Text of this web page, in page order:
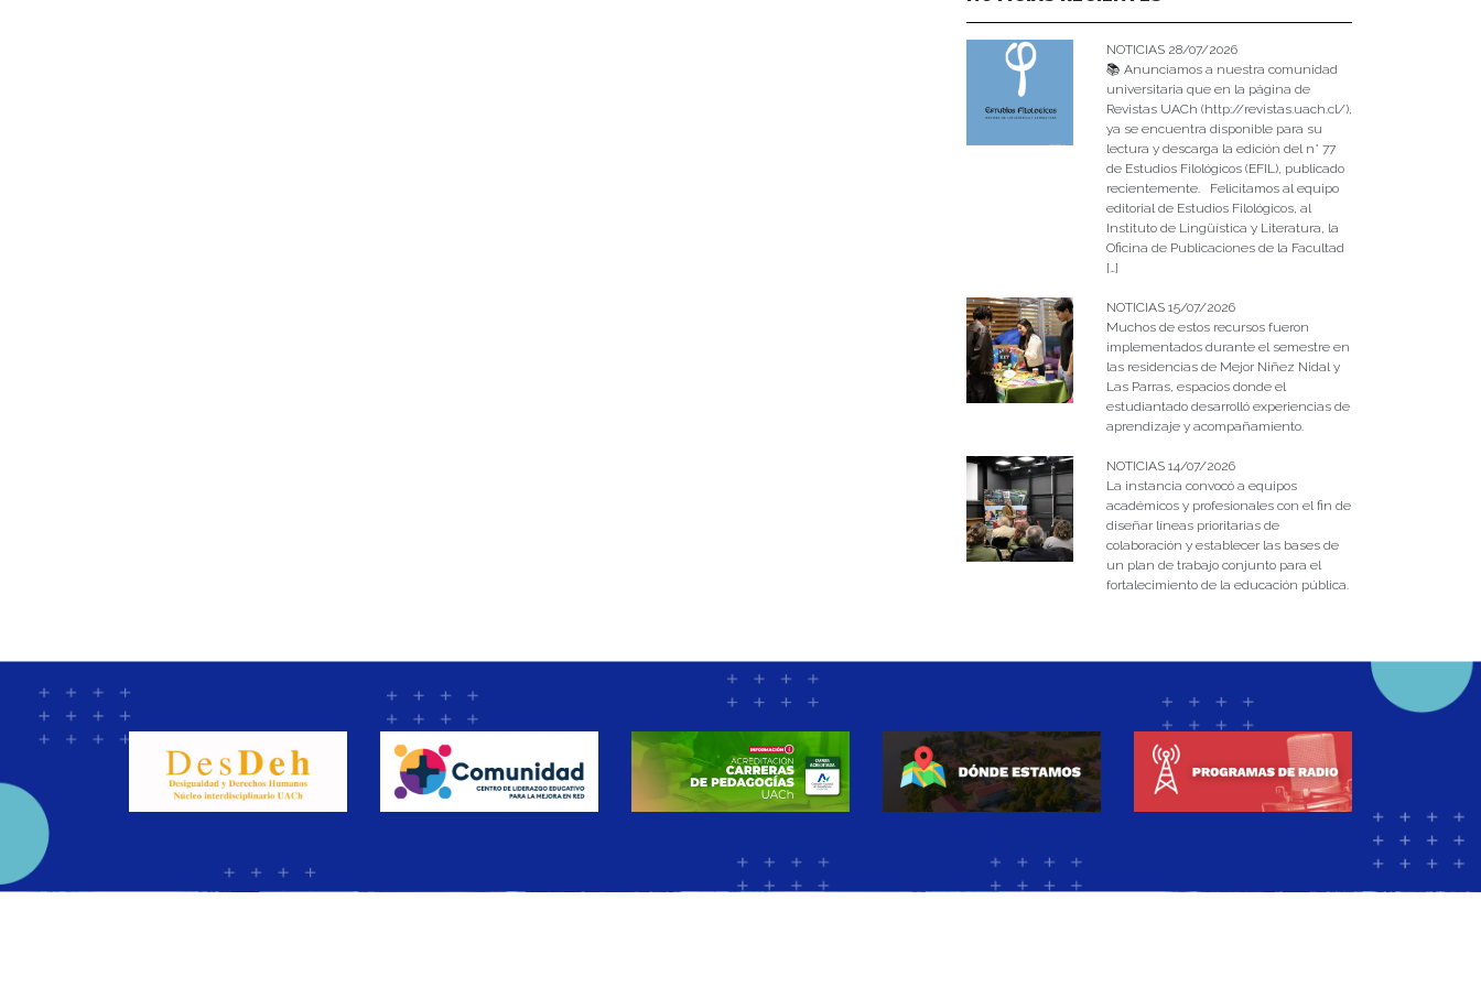
NOTICIAS 28/07/2026
📚 Anunciamos a nuestra comunidad
universitaria que en la página de
Revistas UACh (http://revistas.uach.cl/),
ya se encuentra disponible para su
lectura y descarga la edición del n° 77
de Estudios Filológicos (EFIL), publicado
recientemente. Felicitamos al equipo
editorial de Estudios Filológicos, al
Instituto de Lingüística y Literatura, la
Oficina de Publicaciones de la Facultad
[…]
NOTICIAS 15/07/2026
Muchos de estos recursos fueron
implementados durante el semestre en
las residencias de Mejor Niñez Nidal y
Las Parras, espacios donde el
estudiantado desarrolló experiencias de
aprendizaje y acompañamiento.
NOTICIAS 14/07/2026
La instancia convocó a equipos
académicos y profesionales con el fin de
diseñar líneas prioritarias de
colaboración y establecer las bases de
un plan de trabajo conjunto para el
fortalecimiento de la educación pública.